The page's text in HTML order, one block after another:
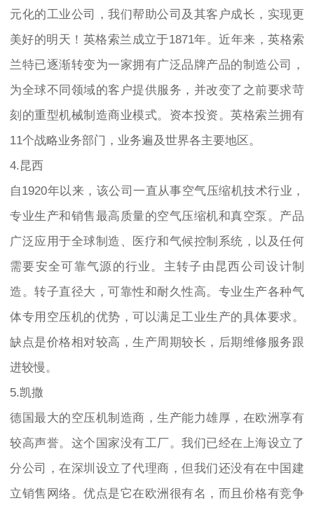
元化的工业公司，我们帮助公司及其客户成长，实现更
美好的明天！英格索兰成立于1871年。近年来，英格索
兰特已逐渐转变为一家拥有广泛品牌产品的制造公司，
为全球不同领域的客户提供服务，并改变了之前要求苛
刻的重型机械制造商业模式。资本投资。英格索兰拥有
11个战略业务部门，业务遍及世界各主要地区。
4.昆西
自1920年以来，该公司一直从事空气压缩机技术行业，
专业生产和销售最高质量的空气压缩机和真空泵。产品
广泛应用于全球制造、医疗和气候控制系统，以及任何
需要安全可靠气源的行业。主转子由昆西公司设计制
造。转子直径大，可靠性和耐久性高。专业生产各种气
体专用空压机的优势，可以满足工业生产的具体要求。
缺点是价格相对较高，生产周期较长，后期维修服务跟
进较慢。
5.凯撒
德国最大的空压机制造商，生产能力雄厚，在欧洲享有
较高声誉。这个国家没有工厂。我们已经在上海设立了
分公司，在深圳设立了代理商，但我们还没有在中国建
立销售网络。优点是它在欧洲很有名，而且价格有竞争